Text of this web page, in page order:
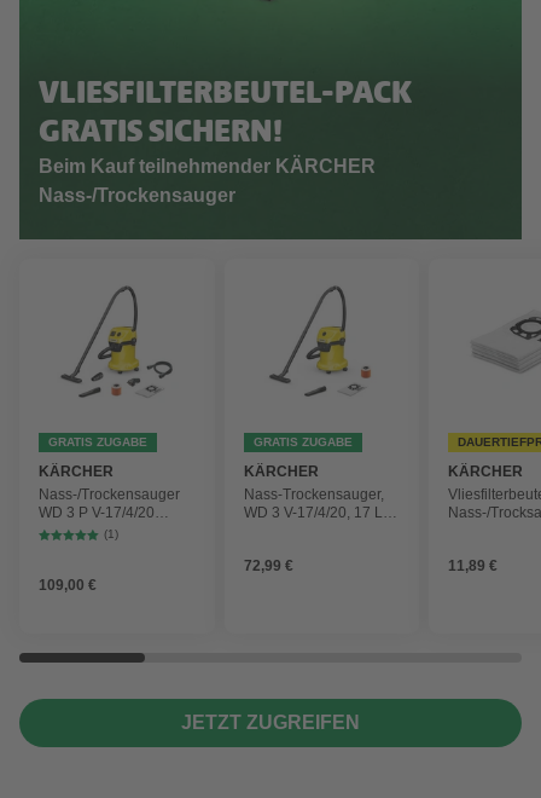
VLIESFILTERBEUTEL-PACK
GRATIS SICHERN!
Beim Kauf teilnehmender KÄRCHER
Nass-/Trockensauger
GRATIS ZUGABE
KÄRCHER
Nass-/Trockensauger
WD 3 P V-17/4/20
Workshop mit
(1)
109,00 €
GRATIS ZUGABE
KÄRCHER
Nass-Trockensauger,
WD 3 V-17/4/20, 17 L,
72,99 €
KÄRCHER
Nass-/
4 Stück
11,89 €
JETZT ZUGREIFEN